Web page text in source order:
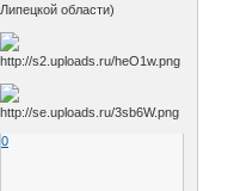
Липецкой области)
0